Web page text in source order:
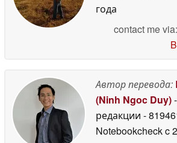
года
contact me
Автор перевода:
(Ninh Ngoc Duy)
редакции -
Notebookcheckc